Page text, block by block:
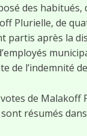
des habitués,
Plurielle, de
partis après la
de l’indemnité
de Malakoff
résumés